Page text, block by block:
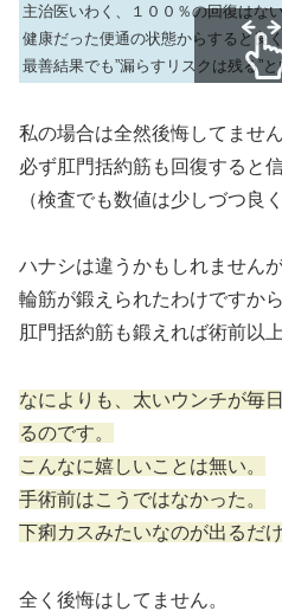
主治医いわく、１００％の回復はな
健康だった便通の状態からすると良
最善結果でも”漏らすリスクは残る”と
私の場合は全然後悔してません
必ず肛門括約筋も回復すると
（検査でも数値は少しづつ良
ハナシは違うかもしれません
輪筋が鍛えられたわけですから
肛門括約筋も鍛えれば術前以
なによりも、太いウンチが毎
るのです。
こんなに嬉しいことは無い。
手術前はこうではなかった。
下痢カスみたいなのが出るだけ
全く後悔はしてません。